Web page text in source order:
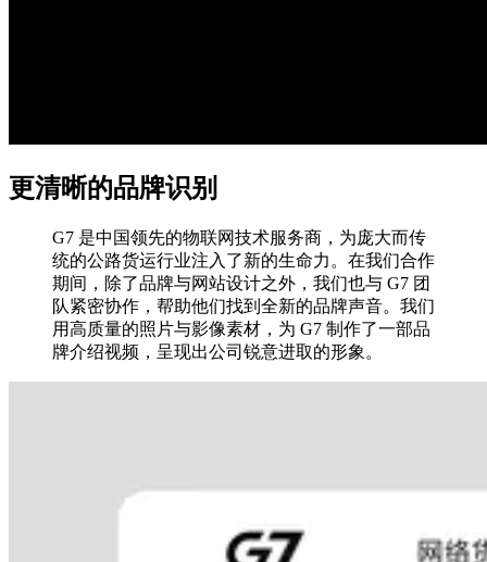
更清晰的品牌识别
G7 是中国领先的物联网技术服务商，为庞大而传
统的公路货运行业注入了新的生命力。在我们合作
期间，除了品牌与网站设计之外，我们也与 G7 团
队紧密协作，帮助他们找到全新的品牌声音。我们
用高质量的照片与影像素材，为 G7 制作了一部品
牌介绍视频，呈现出公司锐意进取的形象。